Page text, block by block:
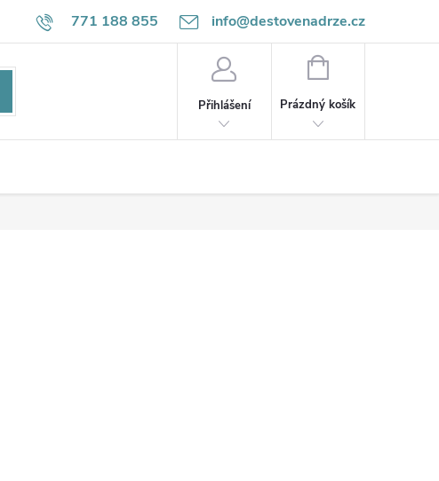
771 188 855 info@destovenadrze.cz
Přihlášení
NÁKUPNÍ
Prázdný košík